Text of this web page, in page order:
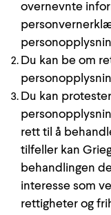
overnevnte
Du kan be om
Du kan
rett til å
tilfeller kan
behandlingen
interesse som
rettigheter og